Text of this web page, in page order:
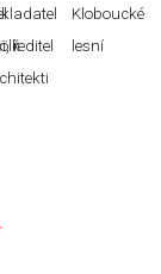
ředitel
Kloboucké
lesní